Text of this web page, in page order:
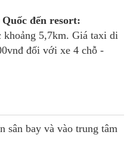
đến resort:
khoảng 5,7km. Giá taxi di
đối với xe 4 chỗ -
sân bay và vào trung tâm